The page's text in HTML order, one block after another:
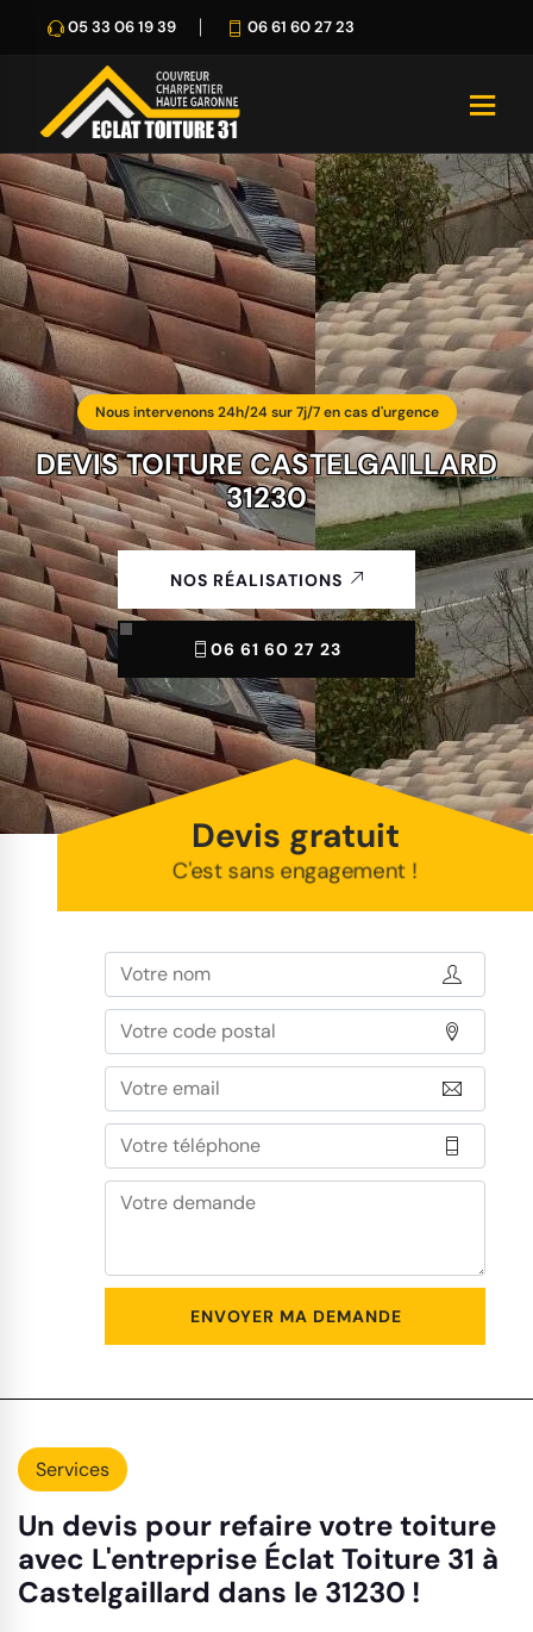
05 33 06 19 39 06 61 60 27 23
Nous intervenons 24h/24 sur 7j/7 en cas d'urgence
DEVIS TOITURE CASTELGAILLARD
31230
NOS RÉALISATIONS
06 61 60 27 23
Devis gratuit
C'est sans engagement !
Services
Un devis pour refaire votre toiture
avec L'entreprise Éclat Toiture 31 à
Castelgaillard dans le 31230 !